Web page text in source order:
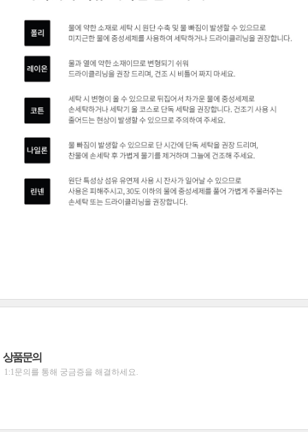
상품문의
1:1문의를 통해 궁금증을 해결하세요.